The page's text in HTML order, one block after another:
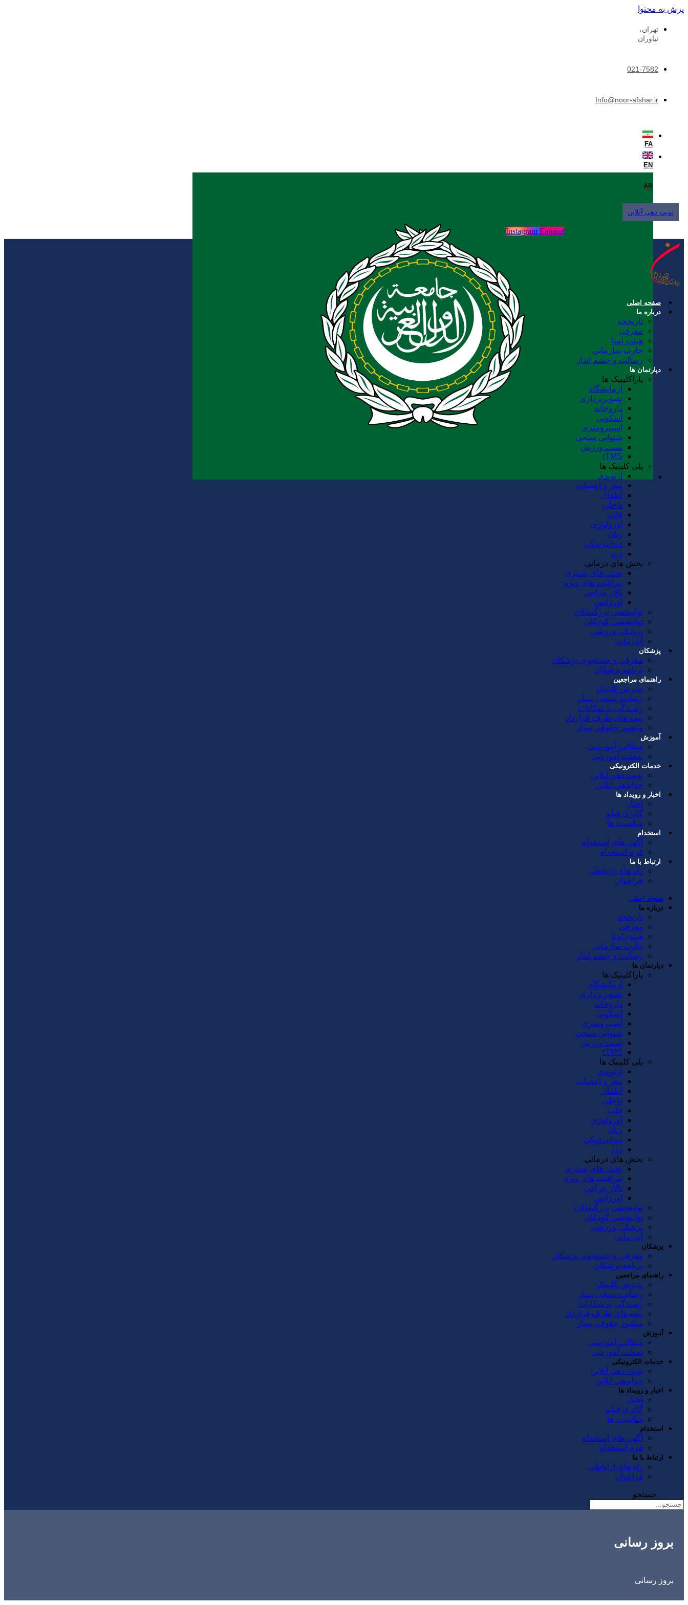
پرش به محتوا
تهران،
نیاوران
021-7582
Info@noor-afshar.ir
FA
EN
AR
نوبت دهی آنلاین
Instagram Eaparat
صفحه اصلی
درباره ما
تاریخچه
معرفی
هیئت امنا
چارت سازمانی
رسالت و چشم انداز
دپارتمان ها
پاراکلینیک ها
آزمایشگاه
تصویربرداری
داروخانه
اسکوپی
اسپیرومتری
شنوایی سنجی
تست ورزش
rTMS
پلی کلینیک ها
ارتوپدی
مغز و اعصاب
اطفال
داخلی
قلب
اورولوژی
زنان
دندانپزشکی
درد
بخش های درمانی
بخش های بستری
مراقبت های ویژه
تالار جراحی
اورژانس
توانبخشی بزرگسالان
توانبخشی کودکان
پزشکی ورزشی
آبدرمانی
پزشکان
معرفی و جستجوی پزشکان
برنامه پزشکان
راهنمای مراجعین
پذیرش کلینیک
رضایت سنجی بیمار
رسیدگی به شکایات
بیمه های طرف قرارداد
منشور حقوقی بیمار
آموزش
مطالب آموزشی
پمفلت آموزشی
خدمات الکترونیکی
نوبت دهی آنلاین
جوابدهي آنلاين
اخبار و رویداد ها
اخبار
گالری فیلم
مناسبت ها
استخدام
آگهی های استخدام
فرم استخدام
ارتباط با ما
راه های ارتباطی
فراخوان
صفحه اصلی
درباره ما
تاریخچه
معرفی
هیئت امنا
چارت سازمانی
رسالت و چشم انداز
دپارتمان ها
پاراکلینیک ها
آزمایشگاه
تصویربرداری
داروخانه
اسکوپی
اسپیرومتری
شنوایی سنجی
تست ورزش
rTMS
پلی کلینیک ها
ارتوپدی
مغز و اعصاب
اطفال
داخلی
قلب
اورولوژی
زنان
دندانپزشکی
درد
بخش های درمانی
بخش های بستری
مراقبت های ویژه
تالار جراحی
اورژانس
توانبخشی بزرگسالان
توانبخشی کودکان
پزشکی ورزشی
آبدرمانی
پزشکان
معرفی و جستجوی پزشکان
برنامه پزشکان
راهنمای مراجعین
پذیرش کلینیک
رضایت سنجی بیمار
رسیدگی به شکایات
بیمه های طرف قرارداد
منشور حقوقی بیمار
آموزش
مطالب آموزشی
پمفلت آموزشی
خدمات الکترونیکی
نوبت دهی آنلاین
جوابدهي آنلاين
اخبار و رویداد ها
اخبار
گالری فیلم
مناسبت ها
استخدام
آگهی های استخدام
فرم استخدام
ارتباط با ما
راه های ارتباطی
فراخوان
جستجو
بروز رسانی
بروز رسانی